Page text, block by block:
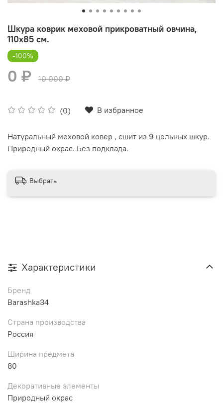
Шкура коврик меховой прикроватный овчина,
110х85 см.
(0) В избранное
-100%
0 ₽ 10 000 ₽
Натуральный меховой ковер , сшит из 9 цельных шкур.
Природный окрас. Без подклада.
Выбрать
Характеристики
Бренд
Barashka34
Страна производства
Россия
Ширина предмета
80
Декоративные элементы
Природный окрас